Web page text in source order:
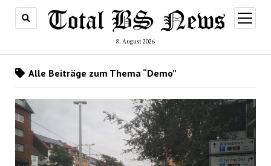
8. August 2026
Menü
öffnen
Alle Beiträge zum Thema “Demo”